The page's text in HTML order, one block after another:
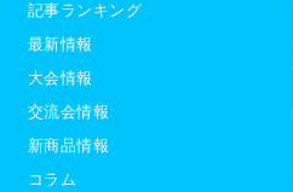
記事ランキング
最新情報
大会情報
交流会情報
新商品情報
コラム